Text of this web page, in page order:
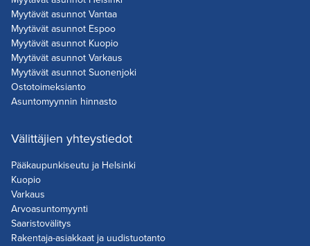
Myytävät asunnot Vantaa
Myytävät asunnot Espoo
Myytävät asunnot Kuopio
Myytävät asunnot Varkaus
Myytävät asunnot Suonenjoki
Ostotoimeksianto
Asuntomyynnin hinnasto
Välittäjien yhteystiedot
Pääkaupunkiseutu ja Helsinki
Kuopio
Varkaus
Arvoasuntomyynti
Saaristovälitys
Rakentaja-asiakkaat ja uudistuotanto